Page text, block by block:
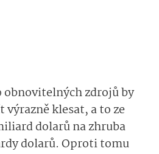
zdrojů by
výrazně klesat, a to ze
dolarů na zhruba
dolarů. Oproti tomu